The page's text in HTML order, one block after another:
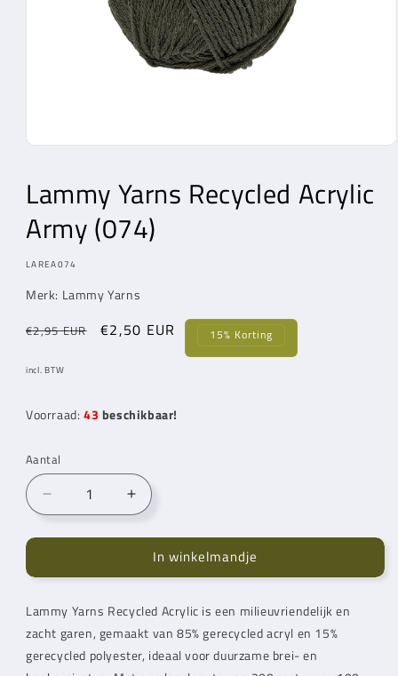
modaal
Lammy Yarns Recycled Acrylic
Army (074)
MODEL:
LAREA074
Merk: Lammy Yarns
Normale
€2,95 EUR Aanbiedingsprijs
€2,50 EUR 15% Korting
incl. BTW
Voorraad: 43 beschikbaar!
Aantal
Aantal
verlagen
voor
Yarns
Acrylic
Army
(074)
Aantal
verhogen
voor
Lammy
Yarns
Acrylic
Army
(074)
In winkelmandje
Lammy Yarns Recycled Acrylic is een milieuvriendelijk en
zacht garen, gemaakt van 85% gerecycled acryl en 15%
gerecycled polyester, ideaal voor duurzame brei- en